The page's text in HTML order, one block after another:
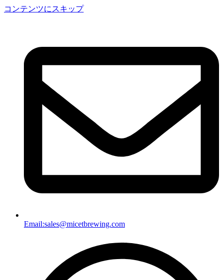
コンテンツにスキップ
Email:sales@micetbrewing.com